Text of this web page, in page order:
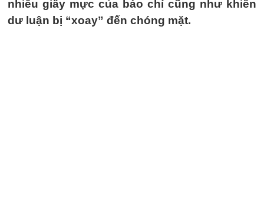
nhiêu giấy mực của báo chí cũng như khiến
dư luận bị “xoay” đến chóng mặt.